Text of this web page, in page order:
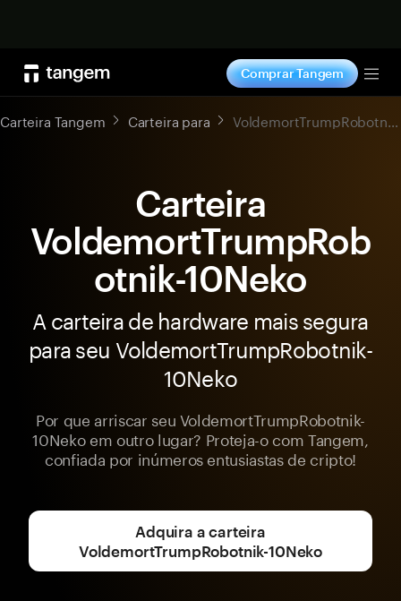
Comprar Tangem
Carteira Tangem Carteira para VoldemortTrumpRobotnik-10Neko
Carteira
VoldemortTrumpRob
otnik-10Neko
A carteira de hardware mais segura
para seu VoldemortTrumpRobotnik-
10Neko
Por que arriscar seu VoldemortTrumpRobotnik-
10Neko em outro lugar? Proteja-o com Tangem,
confiada por inúmeros entusiastas de cripto!
Adquira a carteira
VoldemortTrumpRobotnik-10Neko